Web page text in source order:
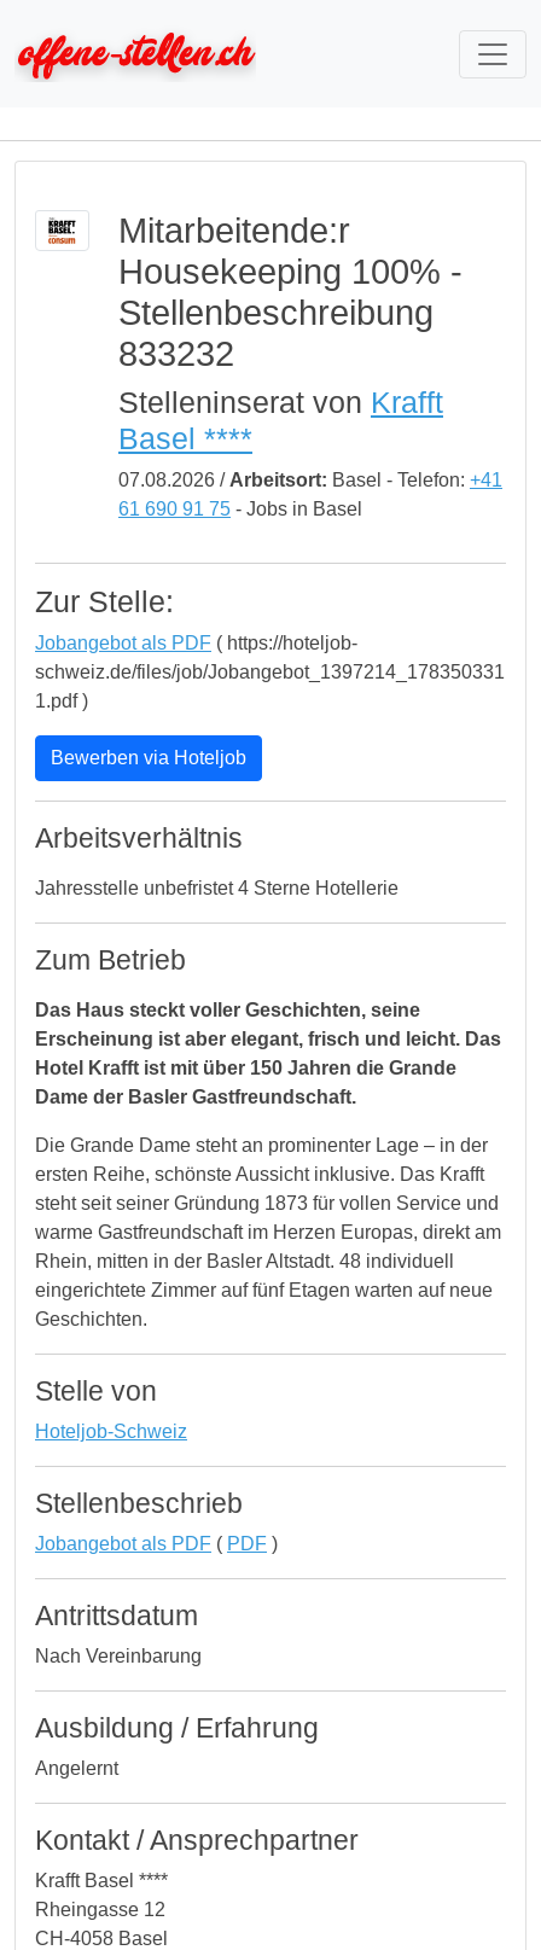
Mitarbeitende:r
Housekeeping 100% -
Stellenbeschreibung
833232
Stelleninserat von Krafft
Basel ****
07.08.2026 / Arbeitsort: Basel - Telefon: +41
61 690 91 75- Jobs in Basel
Zur Stelle:
Jobangebot als PDF ( https://hoteljob-
schweiz.de/files/job/Jobangebot_1397214_178350331
1.pdf )
Bewerben via Hoteljob
Arbeitsverhältnis
Jahresstelle unbefristet 4 Sterne Hotellerie
Zum Betrieb
Das Haus steckt voller Geschichten, seine
Erscheinung ist aber elegant, frisch und leicht. Das
Hotel Krafft ist mit über 150 Jahren die Grande
Dame der Basler Gastfreundschaft.
Die Grande Dame steht an prominenter Lage – in der
ersten Reihe, schönste Aussicht inklusive. Das Krafft
steht seit seiner Gründung 1873 für vollen Service und
warme Gastfreundschaft im Herzen Europas, direkt am
Rhein, mitten in der Basler Altstadt. 48 individuell
eingerichtete Zimmer auf fünf Etagen warten auf neue
Geschichten.
Stelle von
Hoteljob-Schweiz
Stellenbeschrieb
Jobangebot als PDF ( PDF )
Antrittsdatum
Nach Vereinbarung
Ausbildung / Erfahrung
Angelernt
Kontakt / Ansprechpartner
Krafft Basel ****
Rheingasse 12
CH-4058 Basel